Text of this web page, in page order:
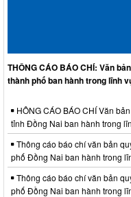
THÔNG CÁO BÁO CHÍ: Văn
thành phố ban hành trong lĩnh
HÔNG CÁO BÁO CHÍ Văn
tỉnh Đồng Nai ban hành trong
Thông cáo báo chí văn bản
phố Đồng Nai ban hành trong
Thông cáo báo chí văn bản
phố Đồng Nai ban hành trong